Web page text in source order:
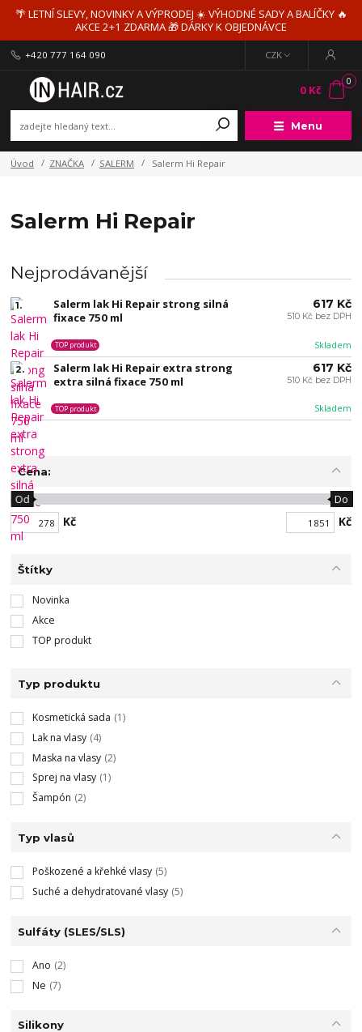
🌴 LETNÍ SLEVY, NOVINKY A VÝPRODEJ ☀️ VÝHODNÉ SADY A BALÍČKY 🔥
AKCE 2+1 ZDARMA 🎁 DÁRKY K OBJEDNÁVCE
Menu
CZK
+420 777 164 090
0
0 Kč
Úvod ZNAČKA SALERM Salerm Hi Repair
Salerm Hi Repair
Nejprodávanější
1.
Salerm lak Hi Repair strong silná
fixace 750 ml
Skladem
TOP produkt
617 Kč
510 Kč bez DPH
2.
Salerm lak Hi Repair extra strong
extra silná fixace 750 ml
Skladem
TOP produkt
617 Kč
510 Kč bez DPH
Cena:
Kč
Od Do
Kč
Štítky
Novinka
Akce
TOP produkt
Typ produktu
Kosmetická sada (1)
Lak na vlasy (4)
Maska na vlasy (2)
Sprej na vlasy (1)
Šampón (2)
Typ vlasů
Poškozené a křehké vlasy (5)
Suché a dehydratované vlasy (5)
Sulfáty (SLES/SLS)
Ano (2)
Ne (7)
Silikony